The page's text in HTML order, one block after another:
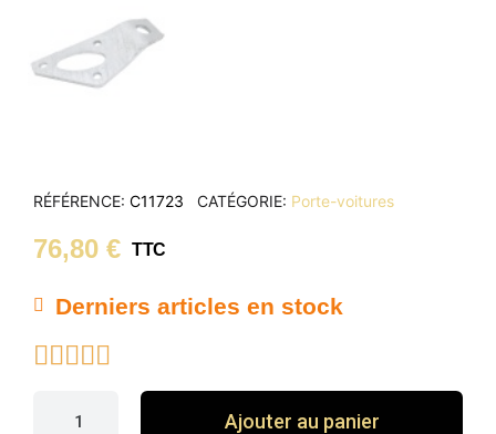
RÉFÉRENCE C11723 CATÉGORIE Porte-voitures
76,80 € TTC
Derniers articles en stock

Ajouter au panier